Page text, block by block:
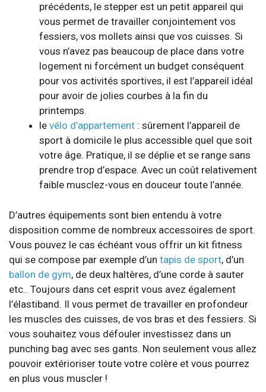
précédents, le stepper est un petit appareil qui
vous permet de travailler conjointement vos
fessiers, vos mollets ainsi que vos cuisses. Si
vous n’avez pas beaucoup de place dans votre
logement ni forcément un budget conséquent
pour vos activités sportives, il est l’appareil idéal
pour avoir de jolies courbes à la fin du
printemps.
le vélo d’appartement : sûrement l’appareil de
sport à domicile le plus accessible quel que soit
votre âge. Pratique, il se déplie et se range sans
prendre trop d’espace. Avec un coût relativement
faible musclez-vous en douceur toute l’année.
D’autres équipements sont bien entendu à votre
disposition comme de nombreux accessoires de sport.
Vous pouvez le cas échéant vous offrir un kit fitness
qui se compose par exemple d’un tapis de sport, d’un
ballon de gym, de deux haltères, d’une corde à sauter
etc.. Toujours dans cet esprit vous avez également
l’élastiband. Il vous permet de travailler en profondeur
les muscles des cuisses, de vos bras et des fessiers. Si
vous souhaitez vous défouler investissez dans un
punching bag avec ses gants. Non seulement vous allez
pouvoir extérioriser toute votre colère et vous pourrez
en plus vous muscler !